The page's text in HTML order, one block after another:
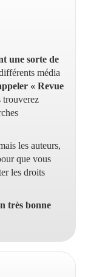
une sorte de
média
« Revue
trouverez
les auteurs,
que vous
les droits
très bonne